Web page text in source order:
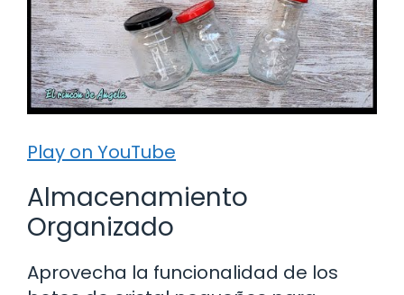
Play on YouTube
Almacenamiento
Organizado
Aprovecha la funcionalidad de los